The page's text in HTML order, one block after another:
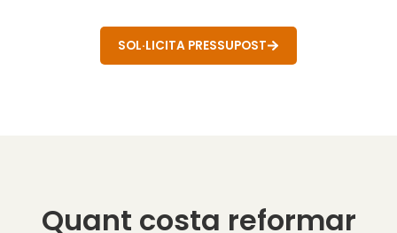
SOL·LICITA PRESSUPOST
Quant costa reformar